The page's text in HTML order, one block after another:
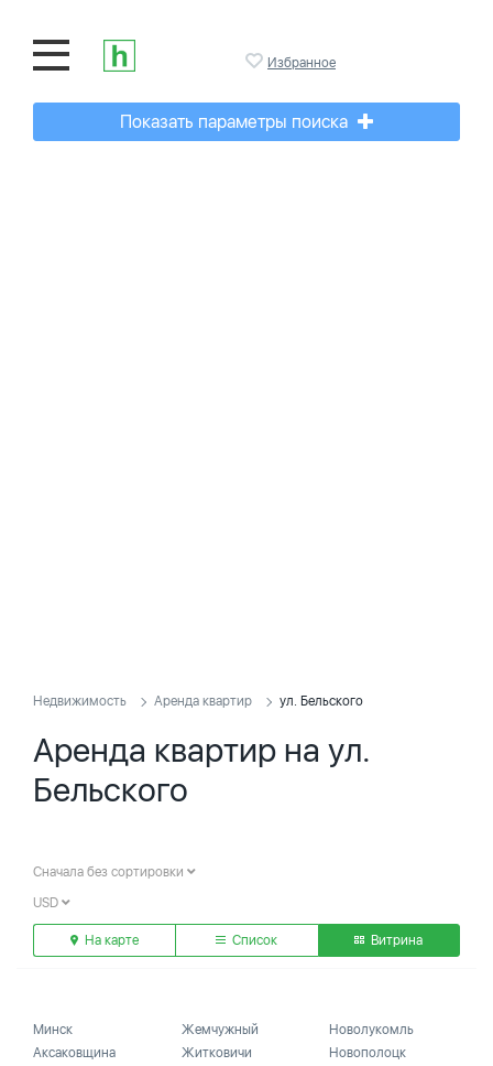
Избранное
Показать параметры поиска
Недвижимость Аренда квартир ул. Бельского
Аренда квартир на ул.
Бельского
Сначала без сортировки
USD
На карте Список Витрина
Минск
Аксаковщина
Жемчужный
Житковичи
Новолукомль
Новополоцк